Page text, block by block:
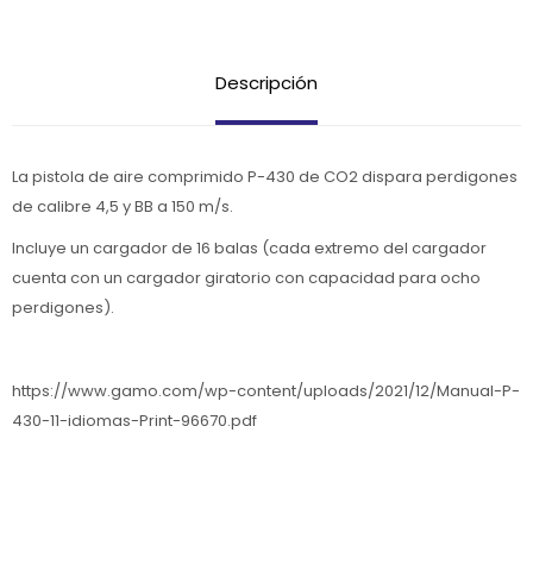
Descripción
La pistola de aire comprimido P-430 de CO2 dispara perdigones
de calibre 4,5 y BB a 150 m/s.
Incluye un cargador de 16 balas (cada extremo del cargador
cuenta con un cargador giratorio con capacidad para ocho
perdigones).
https://www.gamo.com/wp-content/uploads/2021/12/Manual-P-
430-11-idiomas-Print-96670.pdf